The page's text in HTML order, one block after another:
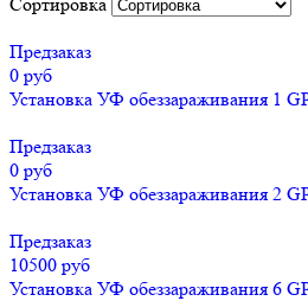
Предзаказ
0 руб
Установка УФ обеззараживания 1
Предзаказ
0 руб
Установка УФ обеззараживания 2
Предзаказ
10500 руб
Установка УФ обеззараживания 6